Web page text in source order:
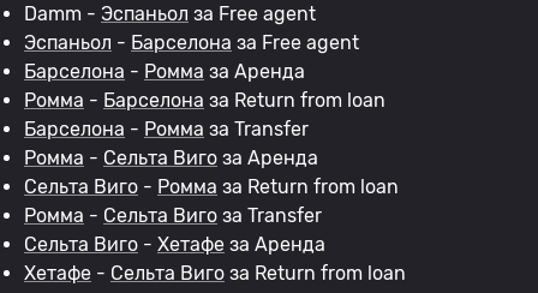
Damm - Эспаньол за Free agent
Эспаньол - Барселона за Free agent
Барселона - Ромма за Аренда
Ромма - Барселона за Return from loan
Барселона - Ромма за Transfer
Ромма - Сельта Виго за Аренда
Сельта Виго - Ромма за Return from loan
Ромма - Сельта Виго за Transfer
Сельта Виго - Хетафе за Аренда
Хетафе - Сельта Виго за Return from loan